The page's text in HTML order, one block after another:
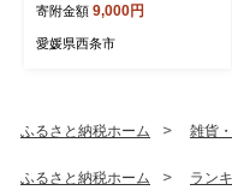
機能性表示食品 茶カテキン
ペットボトル 1箱 清涼飲料
寄附金額 9,000円
愛媛県西条市
ふるさと納税ホーム 雑貨
ふるさと納税ホーム ラン